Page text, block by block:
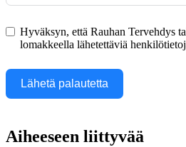
Hyväksyn, että Rauhan Tervehdys
lomakkeella lähetettäviä
Lähetä palautetta
Aiheeseen liittyvää